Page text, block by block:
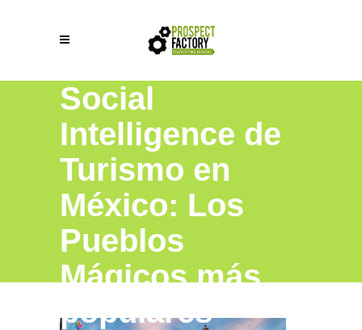
Social
Intelligence de
Turismo en
México: Los
Pueblos
Mágicos más
populares